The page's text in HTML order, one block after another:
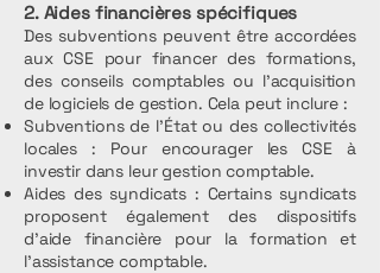
2. Aides financières spécifiques
Des subventions peuvent être accordées
aux CSE pour financer des formations,
des conseils comptables ou l’acquisition
de logiciels de gestion. Cela peut inclure :
Subventions de l'État ou des collectivités
locales : Pour encourager les CSE à
investir dans leur gestion comptable.
Aides des syndicats : Certains syndicats
proposent également des dispositifs
d'aide financière pour la formation et
l'assistance comptable.